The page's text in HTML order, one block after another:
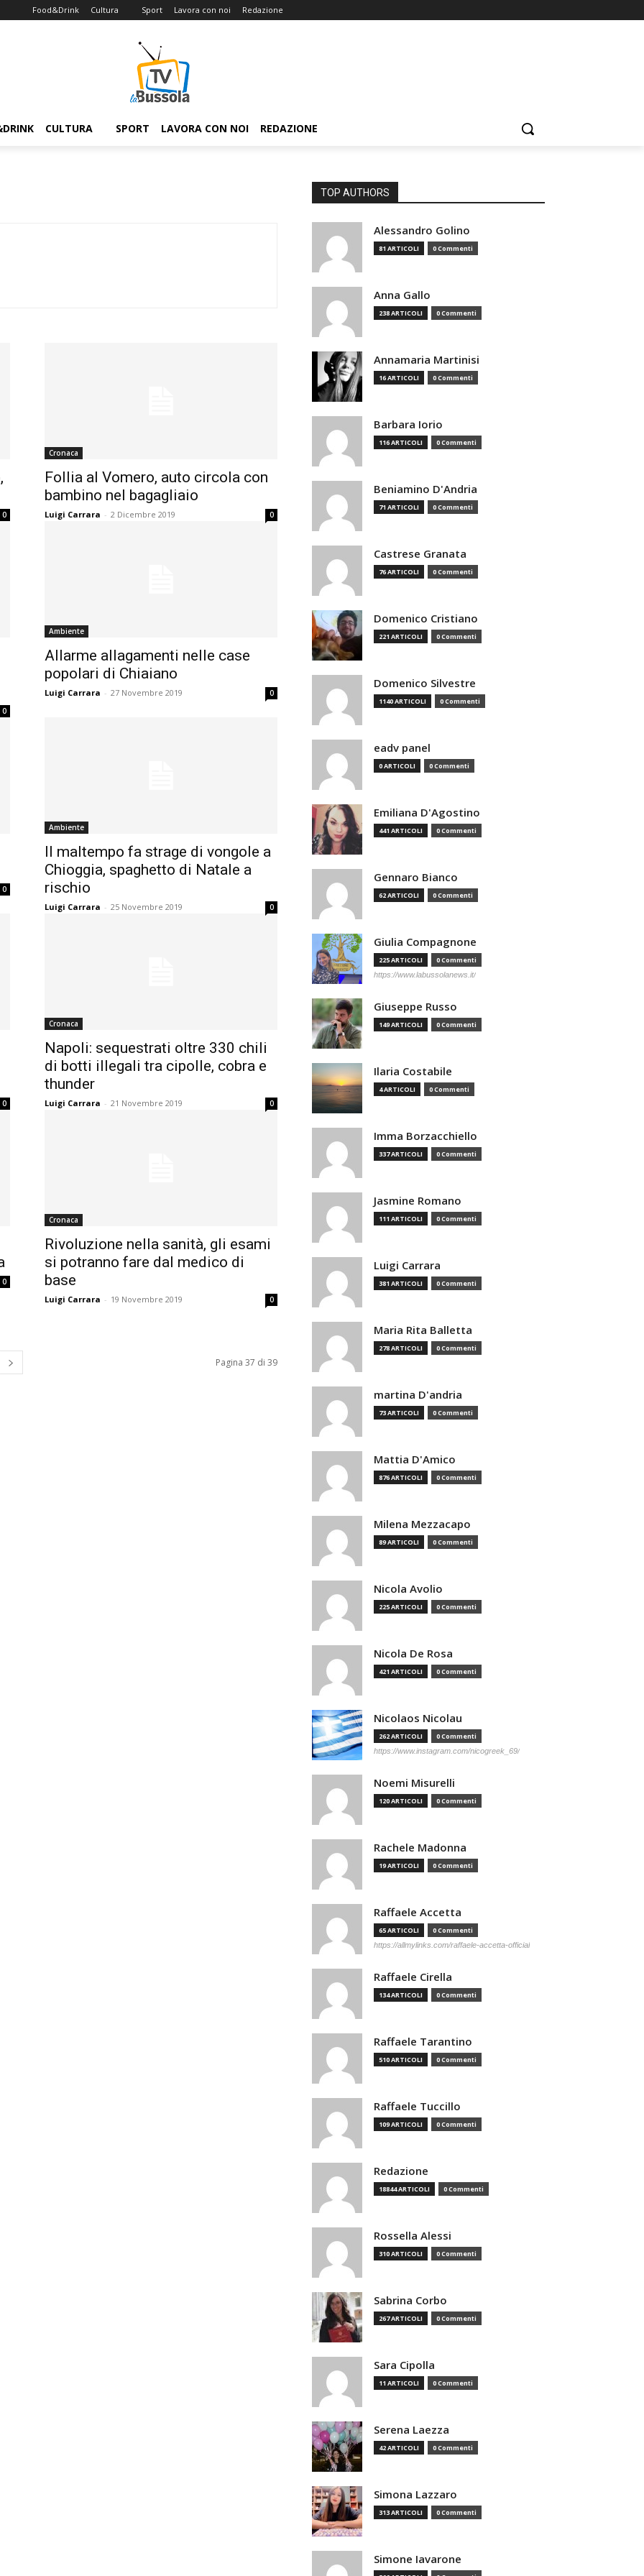
Food&Drink Cultura Sport Lavora con noi Redazione
CULTURA SPORT LAVORA CON NOI REDAZIONE
0
Cronaca
Follia al Vomero, auto circola con
bambino nel bagagliaio
Luigi Carrara - 2 Dicembre 2019 0
0
Ambiente
Allarme allagamenti nelle case
popolari di Chiaiano
Luigi Carrara - 27 Novembre 2019 0
0
Ambiente
Il maltempo fa strage di vongole a
Chioggia, spaghetto di Natale a
rischio
Luigi Carrara - 25 Novembre 2019 0
0
Cronaca
Napoli: sequestrati oltre 330 chili
di botti illegali tra cipolle, cobra e
thunder
Luigi Carrara - 21 Novembre 2019 0
0
Cronaca
Rivoluzione nella sanità, gli esami
si potranno fare dal medico di
base
Luigi Carrara - 19 Novembre 2019 0
Pagina 37 di 39
TOP AUTHORS
Alessandro Golino
81 ARTICOLI 0 Commenti
Anna Gallo
238 ARTICOLI 0 Commenti
Annamaria Martinisi
16 ARTICOLI 0 Commenti
Barbara Iorio
116 ARTICOLI 0 Commenti
Beniamino D'Andria
71 ARTICOLI 0 Commenti
Castrese Granata
76 ARTICOLI 0 Commenti
Domenico Cristiano
221 ARTICOLI 0 Commenti
Domenico Silvestre
1140 ARTICOLI 0 Commenti
eadv panel
0 ARTICOLI 0 Commenti
Emiliana D'Agostino
441 ARTICOLI 0 Commenti
Gennaro Bianco
62 ARTICOLI 0 Commenti
Giulia Compagnone
225 ARTICOLI 0 Commenti
https://www.labussolanews.it/
Giuseppe Russo
149 ARTICOLI 0 Commenti
Ilaria Costabile
4 ARTICOLI 0 Commenti
Imma Borzacchiello
337 ARTICOLI 0 Commenti
Jasmine Romano
111 ARTICOLI 0 Commenti
Luigi Carrara
381 ARTICOLI 0 Commenti
Maria Rita Balletta
278 ARTICOLI 0 Commenti
martina D'andria
73 ARTICOLI 0 Commenti
Mattia D'Amico
876 ARTICOLI 0 Commenti
Milena Mezzacapo
89 ARTICOLI 0 Commenti
Nicola Avolio
225 ARTICOLI 0 Commenti
Nicola De Rosa
421 ARTICOLI 0 Commenti
Nicolaos Nicolau
262 ARTICOLI 0 Commenti
https://www.instagram.com/nicogreek_69/
Noemi Misurelli
120 ARTICOLI 0 Commenti
Rachele Madonna
19 ARTICOLI 0 Commenti
Raffaele Accetta
65 ARTICOLI 0 Commenti
https://allmylinks.com/raffaele-accetta-official
Raffaele Cirella
134 ARTICOLI 0 Commenti
Raffaele Tarantino
510 ARTICOLI 0 Commenti
Raffaele Tuccillo
109 ARTICOLI 0 Commenti
Redazione
18844 ARTICOLI 0 Commenti
Rossella Alessi
310 ARTICOLI 0 Commenti
Sabrina Corbo
267 ARTICOLI 0 Commenti
Sara Cipolla
11 ARTICOLI 0 Commenti
Serena Laezza
42 ARTICOLI 0 Commenti
Simona Lazzaro
313 ARTICOLI 0 Commenti
Simone Iavarone